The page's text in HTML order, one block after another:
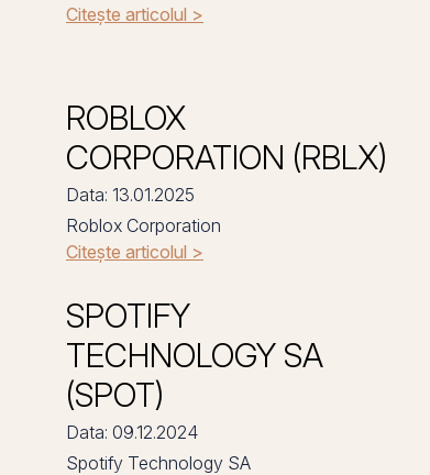
Citește articolul >
ROBLOX
CORPORATION (RBLX)
Data: 13.01.2025
Roblox Corporation
Citește articolul >
SPOTIFY
TECHNOLOGY SA
(SPOT)
Data: 09.12.2024
Spotify Technology SA